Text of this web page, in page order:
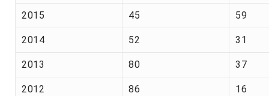
2015 45 59
2014 52 31
2013 80 37
2012 86 16